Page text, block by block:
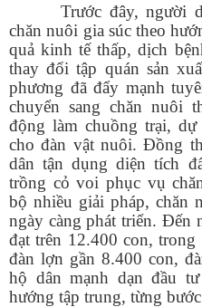
Trước đây, người
chăn nuôi gia súc theo
quả kinh tế thấp, dịch
thay đổi tập quán sản
phương đã đẩy mạnh
chuyển sang chăn nuôi
động làm chuồng trại,
cho đàn vật nuôi. Đồng
dân tận dụng diện tích
trồng cỏ voi phục vụ
bộ nhiều giải pháp, chăn
ngày càng phát triển. Đến
đạt trên 12.400 con,
đàn lợn gần 8.400 con,
hộ dân mạnh dạn đầu
hướng tập trung, từng